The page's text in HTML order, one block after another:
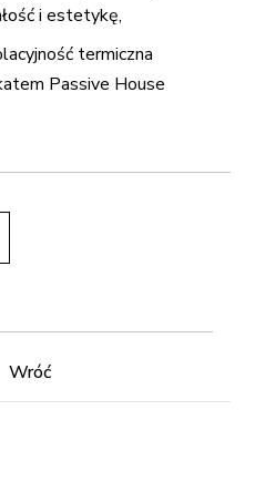
i estetykę,
termiczna
Passive House
Wróć